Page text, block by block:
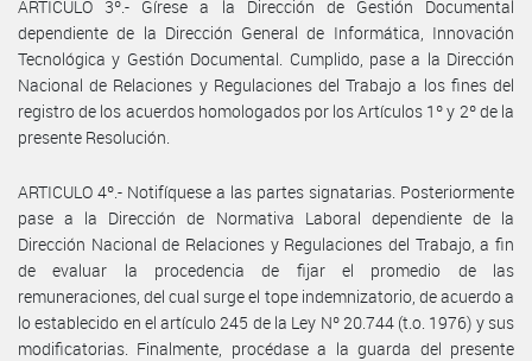
ARTICULO 3º.- Gírese a la Dirección de Gestión Documental
dependiente de la Dirección General de Informática, Innovación
Tecnológica y Gestión Documental. Cumplido, pase a la Dirección
Nacional de Relaciones y Regulaciones del Trabajo a los fines del
registro de los acuerdos homologados por los Artículos 1º y 2º de la
presente Resolución.
ARTICULO 4º.- Notifíquese a las partes signatarias. Posteriormente
pase a la Dirección de Normativa Laboral dependiente de la
Dirección Nacional de Relaciones y Regulaciones del Trabajo, a fin
de evaluar la procedencia de fijar el promedio de las
remuneraciones, del cual surge el tope indemnizatorio, de acuerdo a
lo establecido en el artículo 245 de la Ley Nº 20.744 (t.o. 1976) y sus
modificatorias. Finalmente, procédase a la guarda del presente